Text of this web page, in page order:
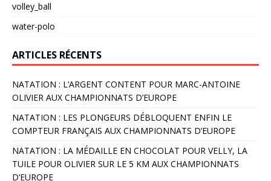
volley_ball
water-polo
ARTICLES RÉCENTS
NATATION : L’ARGENT CONTENT POUR MARC-ANTOINE
OLIVIER AUX CHAMPIONNATS D’EUROPE
NATATION : LES PLONGEURS DÉBLOQUENT ENFIN LE
COMPTEUR FRANÇAIS AUX CHAMPIONNATS D’EUROPE
NATATION : LA MÉDAILLE EN CHOCOLAT POUR VELLY, LA
TUILE POUR OLIVIER SUR LE 5 KM AUX CHAMPIONNATS
D’EUROPE